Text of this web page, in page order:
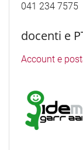
041 234 7575
docenti e
Account e